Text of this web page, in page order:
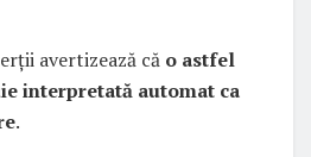
avertizează că o astfel
interpretată automat ca
.